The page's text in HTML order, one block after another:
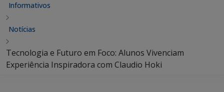
Informativos
Notícias
Tecnologia e Futuro em Foco: Alunos Vivenciam
Experiência Inspiradora com Claudio Hoki